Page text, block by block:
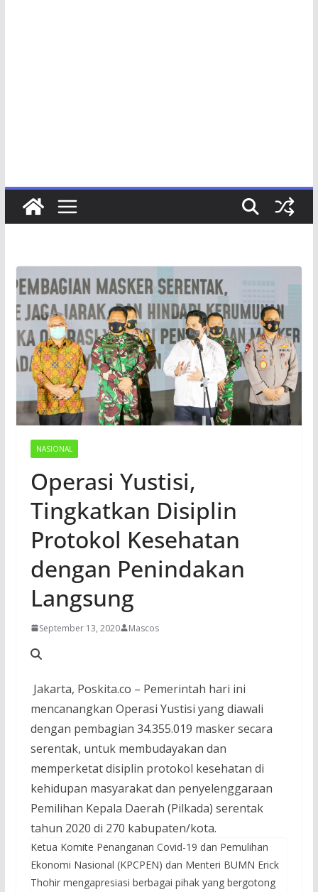
NASIONAL
Operasi Yustisi,
Tingkatkan Disiplin
Protokol Kesehatan
dengan Penindakan
Langsung
September 13, 2020 Mascos
Jakarta, Poskita.co – Pemerintah hari ini
mencanangkan Operasi Yustisi yang diawali
dengan pembagian 34.355.019 masker secara
serentak, untuk membudayakan dan
memperketat disiplin protokol kesehatan di
kehidupan masyarakat dan penyelenggaraan
Pemilihan Kepala Daerah (Pilkada) serentak
tahun 2020 di 270 kabupaten/kota.
Ketua Komite Penanganan Covid-19 dan Pemulihan
Ekonomi Nasional (KPCPEN) dan Menteri BUMN Erick
Thohir mengapresiasi berbagai pihak yang bergotong